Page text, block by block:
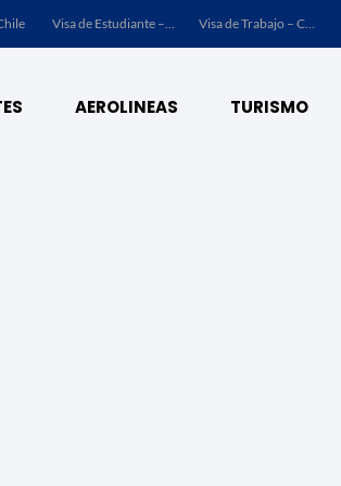
Visa de Estudiante – Chile Visa de Trabajo – Chile
AEROLINEAS TURISMO